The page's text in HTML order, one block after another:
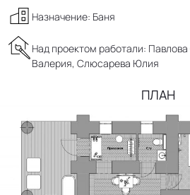
Назначение: Баня
Над проектом работали:
Валерия, Слюсарева Юлия
ПЛАН